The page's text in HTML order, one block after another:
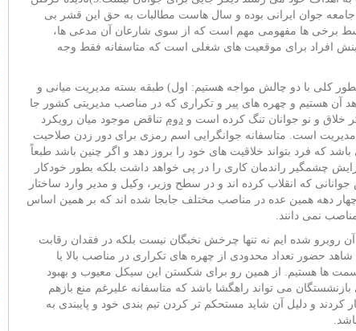
جوان ایرانی بوده و سال هاست مطالبات به حق این قشر بی
جوانگرایی توسط برخی ها مفهومی مهم است که از سوی شارعان آن مدعی ها،
افراد برای موقعیت های شغلی است که متاسفانه فقط وجه
کلی با دو چالش مواجه هستیم: اول) طبقه بسته مدیریت میانی و
آن هستیم و چهره های پیر و تکراری که در مناصب مدیریتی کشور جا
خلاق و نو جوانان تنگ کرده است و دوم تناقض موجود میان رویکرد
مدیریت است. متاسفانه جوانگرایی اسم رمزی برای دور زدن صلاحیت
که فرد بتواند خلاقیت های خود را بروز دهد و اگر چنین باشد طبعاً
چشمگیر راندمان کاری را در پی خواهد داشت بلکه بطور خودکار
که انقلاب کرده اند و در سطح وزیر، وکیل و مدیر وارد ساختار
دهه همین عده در مناصب مختلف جابجا شده اند که بر همین اساس
نمی دانند.
آن روبرو شده ایم نه تنها چرخش نخبگان نیست بلکه در فقدان رقابت
حضور تعداد محدودی از چهره های تکراری در مناصب بالا یا
ها هستیم. از همین رو برای شکستن این سیکل معیوب و بهبود
می تواند راهگشا باشد که متاسفانه علیرغم منع بازهم
و دلیل آن شاید مستحکم تر کردن تیم بندی خود و پایبندی به